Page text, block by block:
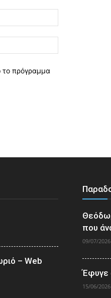
το πρόγραμμα
– Web
που
09/07/2026
Έφυγε
15/06/2026